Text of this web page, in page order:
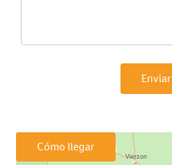
Enviar
Cómo llegar